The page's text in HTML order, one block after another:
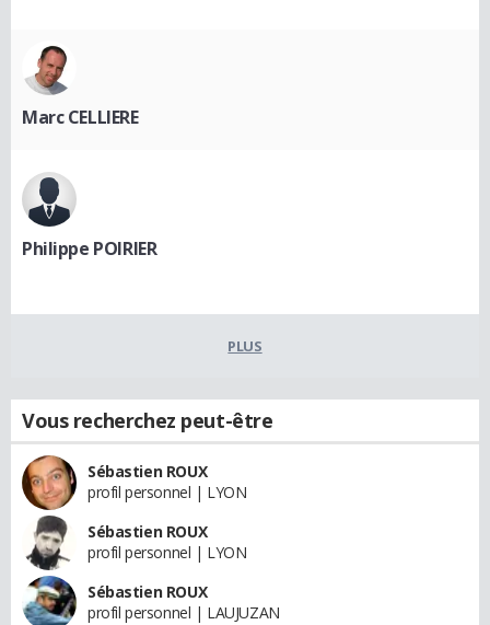
Marc CELLIERE
Philippe POIRIER
PLUS
Vous recherchez peut-être
Sébastien ROUX
profil personnel | LYON
Sébastien ROUX
profil personnel | LYON
Sébastien ROUX
profil personnel | LAUJUZAN